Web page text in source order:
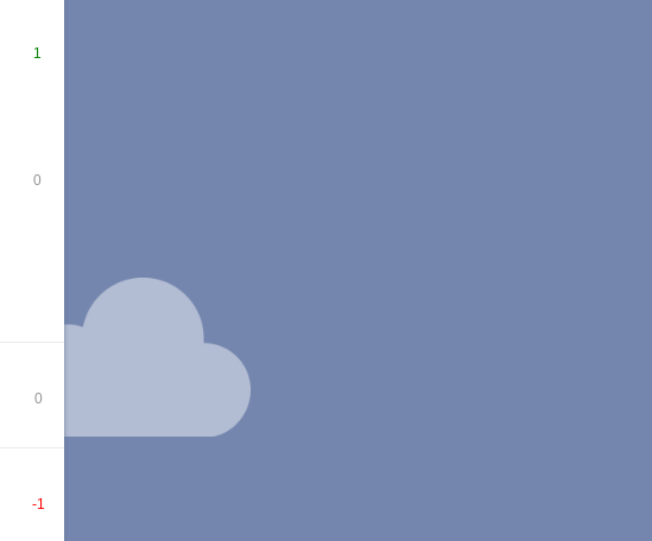
1
0
0
-1